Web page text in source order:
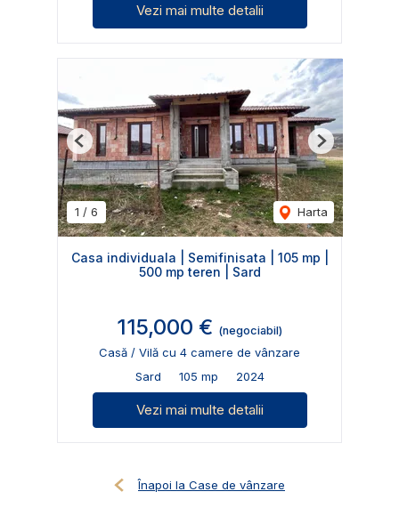
Vezi mai multe detalii
1 / 6 Harta
Previous Next
Casa individuala | Semifinisata | 105 mp |
500 mp teren | Sard
115,000 € (negociabil)
Casă / Vilă cu 4 camere de vânzare
Sard
105 mp 2024
Vezi mai multe detalii
Înapoi la Case de vânzare